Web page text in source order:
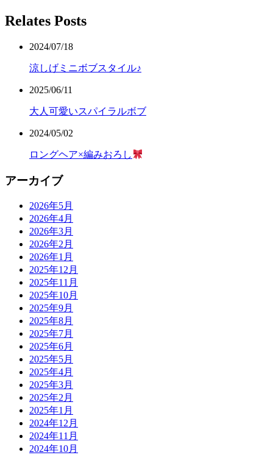
Relates Posts
2024/07/18
涼しげミニボブスタイル♪
2025/06/11
大人可愛いスパイラルボブ
2024/05/02
ロングヘア×編みおろし
アーカイブ
2026年5月
2026年4月
2026年3月
2026年2月
2026年1月
2025年12月
2025年11月
2025年10月
2025年9月
2025年8月
2025年7月
2025年6月
2025年5月
2025年4月
2025年3月
2025年2月
2025年1月
2024年12月
2024年11月
2024年10月